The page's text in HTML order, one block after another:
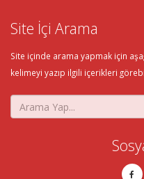
Site İçi Arama
Site içinde arama yapmak için
kelimeyi yazıp ilgili içerikleri